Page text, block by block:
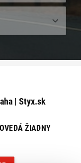
| Styx.sk
ŽIADNY